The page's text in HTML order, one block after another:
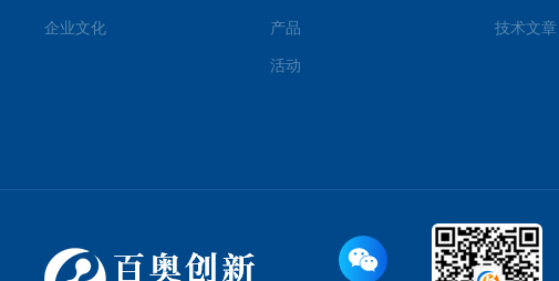
企业文化 产品
活动
技术文章